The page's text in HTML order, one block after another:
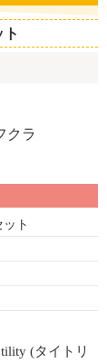
ト
(タイトリ